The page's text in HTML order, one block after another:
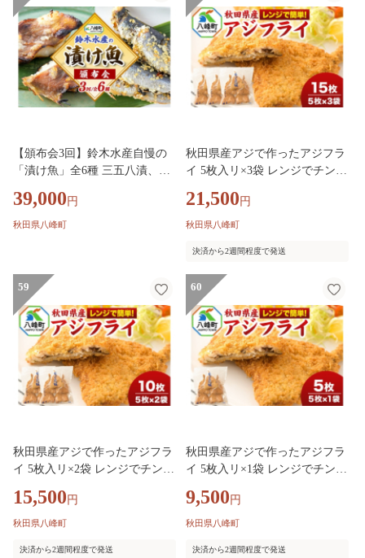
【頒布会3回】鈴木水産自慢の
「漬け魚」全6種 三五八漬、旨
漬、西京漬、塩麹漬 [おかず 魚
料理 焼くだけ お弁当 夕飯 つま
39,000 円
秋田県八峰町
秋田県産アジで作ったアジフラ
イ 5枚入リ×3袋 レンジでチンす
かず 夕飯 お弁当 揚げ物 冷凍
魚料理 鯵]
21,500 円
秋田県八峰町
決済から2週間程度で発送
59
秋田県産アジで作ったアジフラ
イ 5枚入リ×2袋 レンジでチンす
かず 夕飯 お弁当 揚げ物 冷凍
魚料理 鯵]
15,500 円
秋田県八峰町
決済から2週間程度で発送
60
秋田県産アジで作ったアジフラ
イ 5枚入リ×1袋 レンジでチンす
かず 夕飯 お弁当 揚げ物 冷凍
魚料理 鯵]
9,500 円
秋田県八峰町
決済から2週間程度で発送